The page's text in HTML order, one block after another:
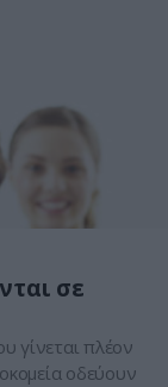
σε
γίνεται πλέον
οδεύουν